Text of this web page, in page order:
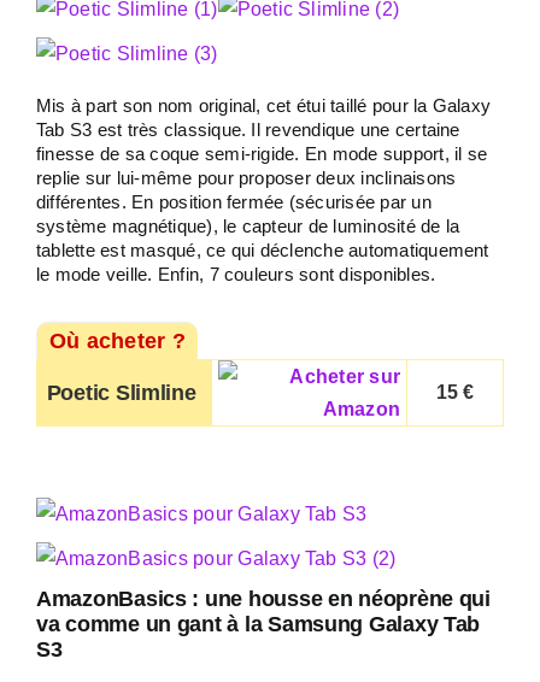
Mis à part son nom original, cet étui taillé pour la Galaxy
Tab S3 est très classique. Il revendique une certaine
finesse de sa coque semi-rigide. En mode support, il se
replie sur lui-même pour proposer deux inclinaisons
différentes. En position fermée (sécurisée par un
système magnétique), le capteur de luminosité de la
tablette est masqué, ce qui déclenche automatiquement
le mode veille. Enfin, 7 couleurs sont disponibles.
Où acheter ?
Poetic Slimline 15 €
AmazonBasics : une housse en néoprène qui
va comme un gant à la Samsung Galaxy Tab
S3